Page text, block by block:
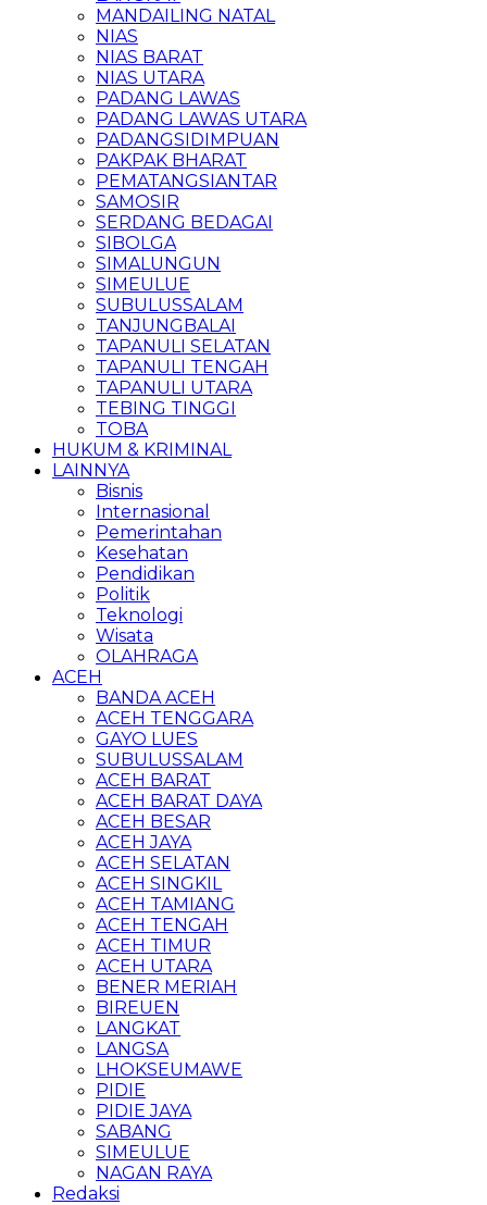
MANDAILING NATAL
NIAS
NIAS BARAT
NIAS UTARA
PADANG LAWAS
PADANG LAWAS UTARA
PADANGSIDIMPUAN
PAKPAK BHARAT
PEMATANGSIANTAR
SAMOSIR
SERDANG BEDAGAI
SIBOLGA
SIMALUNGUN
SIMEULUE
SUBULUSSALAM
TANJUNGBALAI
TAPANULI SELATAN
TAPANULI TENGAH
TAPANULI UTARA
TEBING TINGGI
TOBA
HUKUM & KRIMINAL
LAINNYA
Bisnis
Internasional
Pemerintahan
Kesehatan
Pendidikan
Politik
Teknologi
Wisata
OLAHRAGA
ACEH
BANDA ACEH
ACEH TENGGARA
GAYO LUES
SUBULUSSALAM
ACEH BARAT
ACEH BARAT DAYA
ACEH BESAR
ACEH JAYA
ACEH SELATAN
ACEH SINGKIL
ACEH TAMIANG
ACEH TENGAH
ACEH TIMUR
ACEH UTARA
BENER MERIAH
BIREUEN
LANGKAT
LANGSA
LHOKSEUMAWE
PIDIE
PIDIE JAYA
SABANG
SIMEULUE
NAGAN RAYA
Redaksi